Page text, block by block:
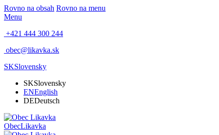
Rovno na obsah Rovno na menu
Menu
+421 444 300 244
obec@likavka.sk
SKSlovensky
SKSlovensky
ENEnglish
DEDeutsch
ObecLikavka